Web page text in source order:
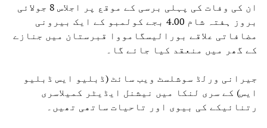
ان کی وفات کی پہلی برسی کے موقع پر اجلاس 8 جولائی
بروز ہفتہ شام 4.00 بجے کولمبو کے ایک بیرونی
مضافاتی علاقے بورالیسگامووا قبرستان میں جنازے
کے گھر میں منعقد کیا جائے گا۔
جیرانی ورلڈ سوشلسٹ ویب سائٹ (ڈبلیو ایس ڈبلیو
ایس) کے سری لنکا میں نیشنل ایڈیٹر کمیلاسری
رتنائیکے کی بیوی اور تاحیات ساتھی تھیں۔